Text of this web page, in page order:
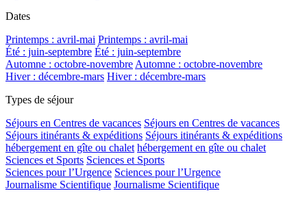
Dates
Printemps : avril-mai Printemps : avril-mai
Été : juin-septembre Été : juin-septembre
Automne : octobre-novembreAutomne : octobre-novembre
Hiver : décembre-mars Hiver : décembre-mars
Types de séjour
Séjours en Centres de vacances Séjours en Centres de vacances
Séjours itinérants & expéditions Séjours itinérants & expéditions
hébergement en gîte ou chalet hébergement en gîte ou chalet
Sciences et Sports Sciences et Sports
Sciences pour l’Urgence Sciences pour l’Urgence
Journalisme Scientifique Journalisme Scientifique